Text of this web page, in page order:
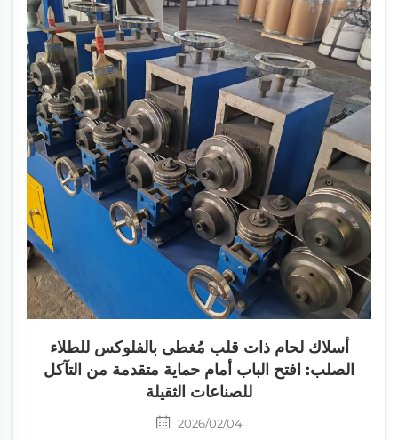
أسلاك لحام ذات قلب مُغطى بالفلوكس للطلاء
الصلب: افتح الباب أمام حماية متقدمة من التآكل
للصناعات الثقيلة
2026/02/04